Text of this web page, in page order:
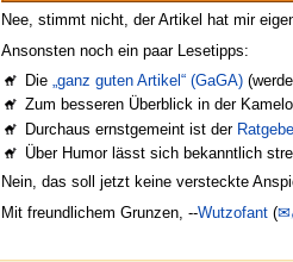
Nee, stimmt nicht, der Artikel hat mir
Ansonsten noch ein paar Lesetipps:
Die„ganz guten Artikel“ (GaGA)
Zum besseren Überblick in der
Durchaus ernstgemeint ist der
Über Humor lässt sich bekanntlich
Nein, das soll jetzt keine versteckte
Mit freundlichem Grunzen, --Wutzofant (